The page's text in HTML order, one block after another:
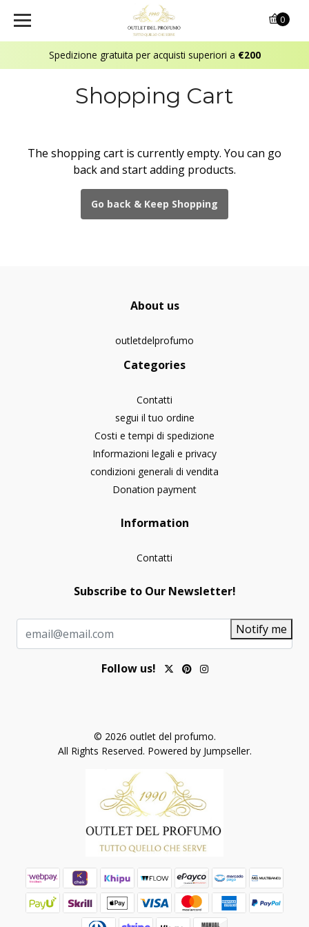
Spedizione gratuita per acquisti superiori a €200
0
Shopping Cart
The shopping cart is currently empty. You can go
back and start adding products.
Go back & Keep Shopping
About us
outletdelprofumo
Categories
Contatti
segui il tuo ordine
Costi e tempi di spedizione
Informazioni legali e privacy
condizioni generali di vendita
Donation payment
Information
Contatti
Subscribe to Our Newsletter!
Notify me
Follow us!
© 2026 outlet del profumo.
All Rights Reserved. Powered by Jumpseller.